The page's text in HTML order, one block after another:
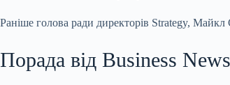
Раніше голова ради директорів Strategy, Майкл
Порада від Business